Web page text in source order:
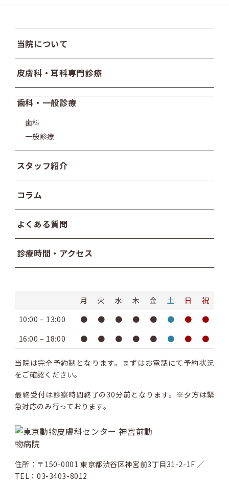
月 火 水 木 金 土 日
祝
10:00 – 13:00
● ● ● ● ● ● ●
●
16:00 – 18:00
● ● ● ● ● ● ● ●
当院は完全予約制となります。まずはお電話にて予約状況
をご確認ください。
最終受付は診察時間終了の30分前となります。※夕方は緊
急対応のみ行っております。
住所：〒150-0001 東京都渋谷区神宮前3丁目31-2-1F ／
TEL：03-3403-8012
当院について
皮膚科・耳科専門診療
歯科・一般診療
歯科
一般診療
スタッフ紹介
コラム
よくある質問
診療時間・アクセス